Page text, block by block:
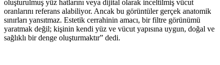
oluşturulmuş yüz hatlarını veya dijital olarak inceltilmiş vücut
oranlarını referans alabiliyor. Ancak bu görüntüler gerçek anatomik
sınırları yansıtmaz. Estetik cerrahinin amacı, bir filtre görünümü
yaratmak değil; kişinin kendi yüz ve vücut yapısına uygun, doğal ve
sağlıklı bir denge oluşturmaktır” dedi.